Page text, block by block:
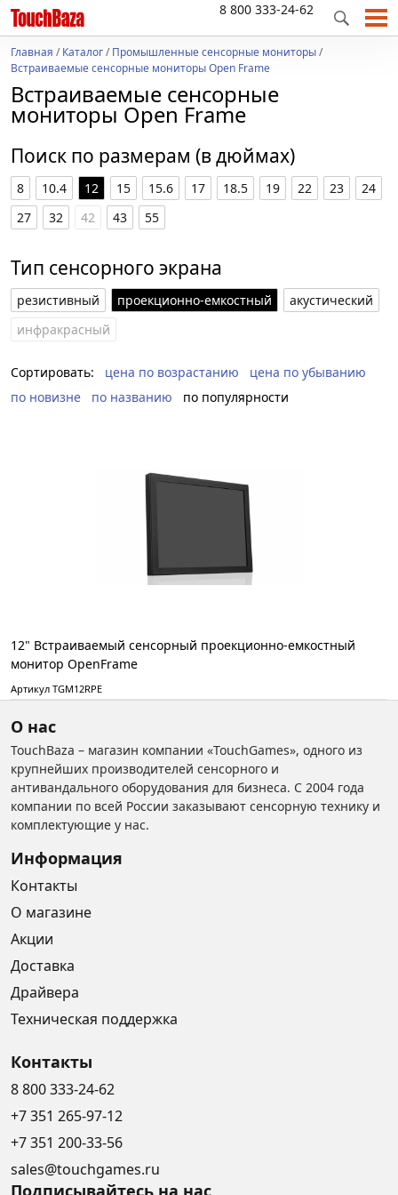
8 800 333-24-62
Главная /Каталог/Промышленные сенсорные мониторы/
Встраиваемые сенсорные мониторы Open Frame
Встраиваемые сенсорные
мониторы Open Frame
Поиск по размерам (в дюймах)
8 10.4 12 15 15.6 17 18.5 19 22 23
24
27
32 42 43 55
Тип сенсорного экрана
резистивный проекционно-емкостный
акустический
инфракрасный
Сортировать: цена по возрастанию
цена по убыванию
по новизне
по названию по популярности
12" Встраиваемый сенсорный проекционно-емкостный
монитор OpenFrame
Артикул TGМ12RPE
О нас
TouchBaza – магазин компании «TouchGames», одного из
крупнейших производителей сенсорного и
антивандального оборудования для бизнеса. С 2004 года
компании по всей России заказывают сенсорную технику и
комплектующие у нас.
Информация
Контакты
О магазине
Акции
Доставка
Драйвера
Техническая поддержка
Контакты
8 800 333-24-62
+7 351 265-97-12
+7 351 200-33-56
sales@touchgames.ru
Подписывайтесь на нас